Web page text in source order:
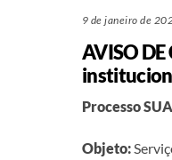
9 de janeiro de
AVISO
Processo
Objeto: